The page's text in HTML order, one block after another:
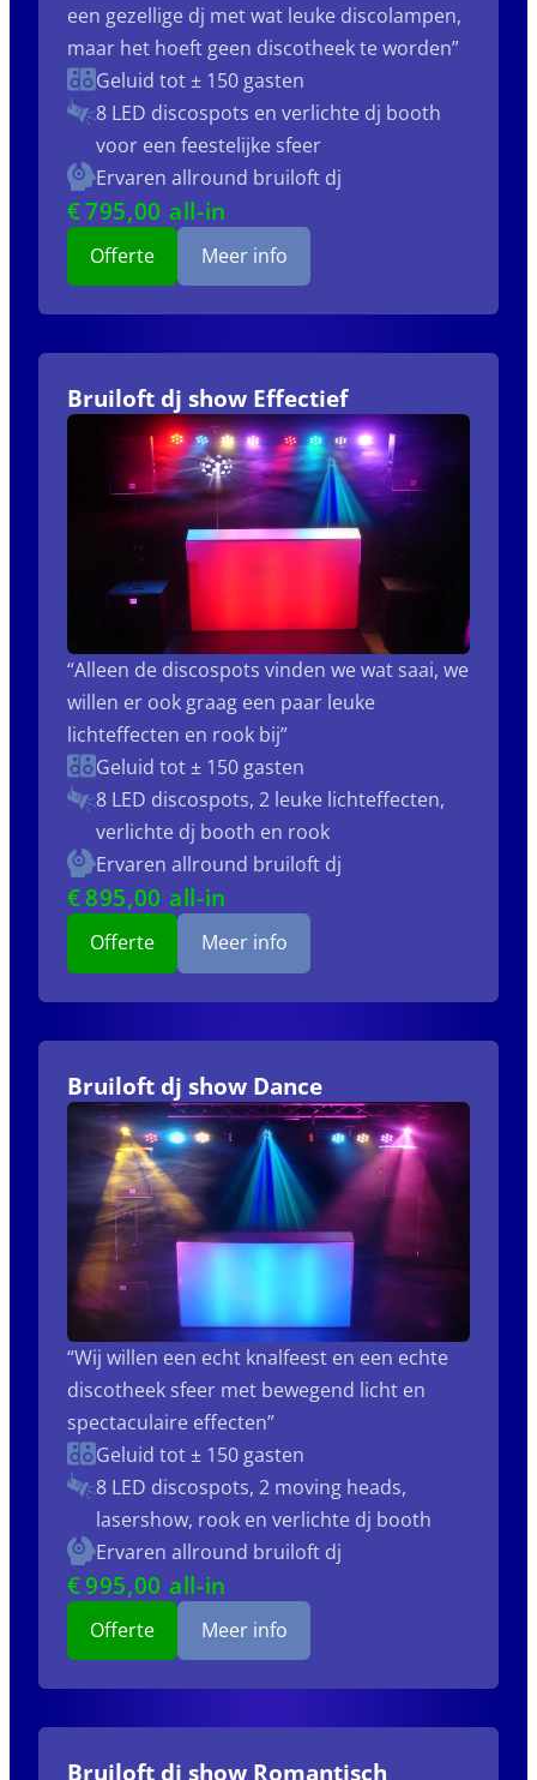
een gezellige dj met wat leuke discolampen,
maar het hoeft geen discotheek te worden”
Geluid tot ± 150 gasten
8 LED discospots en verlichte dj booth
voor een feestelijke sfeer
Ervaren allround bruiloft dj
€795,00 all-in
Offerte Meer info
Bruiloft dj show Effectief
“Alleen de discospots vinden we wat saai, we
willen er ook graag een paar leuke
lichteffecten en rook bij”
Geluid tot ± 150 gasten
8 LED discospots, 2 leuke lichteffecten,
verlichte dj booth en rook
Ervaren allround bruiloft dj
€895,00 all-in
Offerte Meer info
Bruiloft dj show Dance
“Wij willen een echt knalfeest en een echte
discotheek sfeer met bewegend licht en
spectaculaire effecten”
Geluid tot ± 150 gasten
8 LED discospots, 2 moving heads,
lasershow, rook en verlichte dj booth
Ervaren allround bruiloft dj
€995,00 all-in
Offerte Meer info
Bruiloft dj show Romantisch